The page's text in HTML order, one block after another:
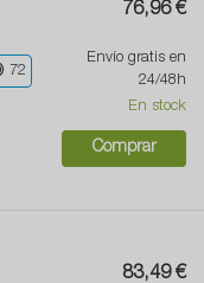
72
76,96 €
Envío gratis en
24/48h
En stock
Comprar
83,49 €